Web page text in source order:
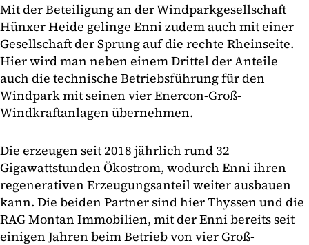
Mit der Beteiligung an der Windparkgesellschaft
Hünxer Heide gelinge Enni zudem auch mit einer
Gesellschaft der Sprung auf die rechte Rheinseite.
Hier wird man neben einem Drittel der Anteile
auch die technische Betriebsführung für den
Windpark mit seinen vier Enercon-Groß-
Windkraftanlagen übernehmen.
Die erzeugen seit 2018 jährlich rund 32
Gigawattstunden Ökostrom, wodurch Enni ihren
regenerativen Erzeugungsanteil weiter ausbauen
kann. Die beiden Partner sind hier Thyssen und die
RAG Montan Immobilien, mit der Enni bereits seit
einigen Jahren beim Betrieb von vier Groß-